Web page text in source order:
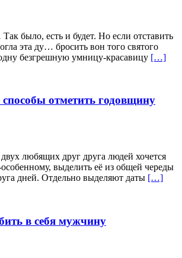
было, есть и будет. Но если отставить
эта ду… бросить вон того святого
безгрешную умницу-красавицу […]
отметить годовщину
любящих друг друга людей хочется
выделить её из общей череды
дней. Отдельно выделяют даты […]
в себя мужчину